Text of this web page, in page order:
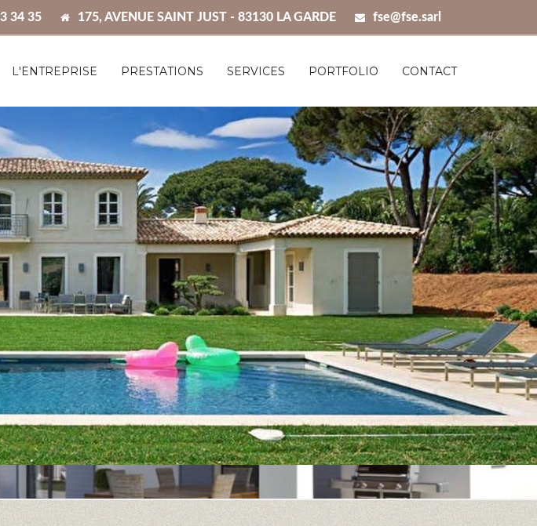
34 35 175, AVENUE SAINT JUST - 83130 LA GARDE fse@fse.sarl
L'ENTREPRISE PRESTATIONS SERVICES PORTFOLIO CONTACT